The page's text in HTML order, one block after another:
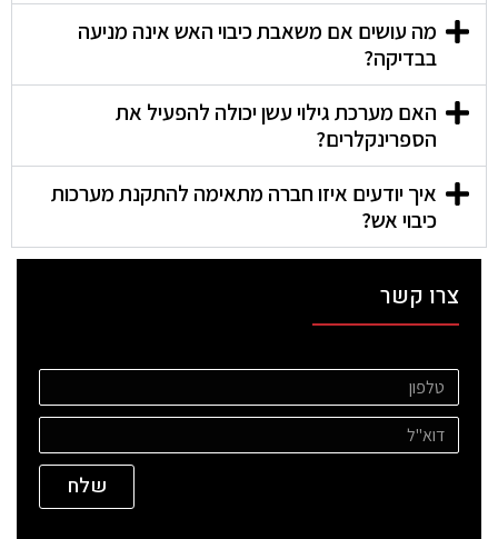
מה עושים אם משאבת כיבוי האש אינה מניעה
בבדיקה?
האם מערכת גילוי עשן יכולה להפעיל את
הספרינקלרים?
איך יודעים איזו חברה מתאימה להתקנת מערכות
כיבוי אש?
צרו קשר
שלח